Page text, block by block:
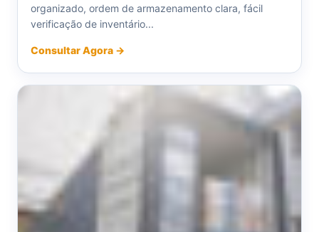
organizado, ordem de armazenamento clara, fácil
verificação de inventário...
Consultar Agora →